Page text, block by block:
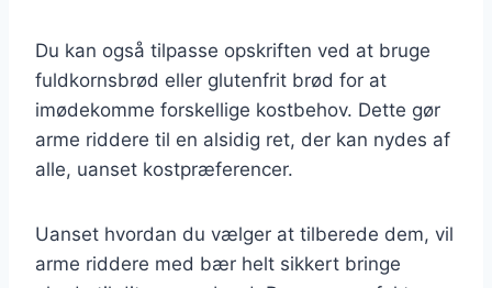
Du kan også tilpasse opskriften ved at bruge
fuldkornsbrød eller glutenfrit brød for at
imødekomme forskellige kostbehov. Dette gør
arme riddere til en alsidig ret, der kan nydes af
alle, uanset kostpræferencer.
Uanset hvordan du vælger at tilberede dem, vil
arme riddere med bær helt sikkert bringe